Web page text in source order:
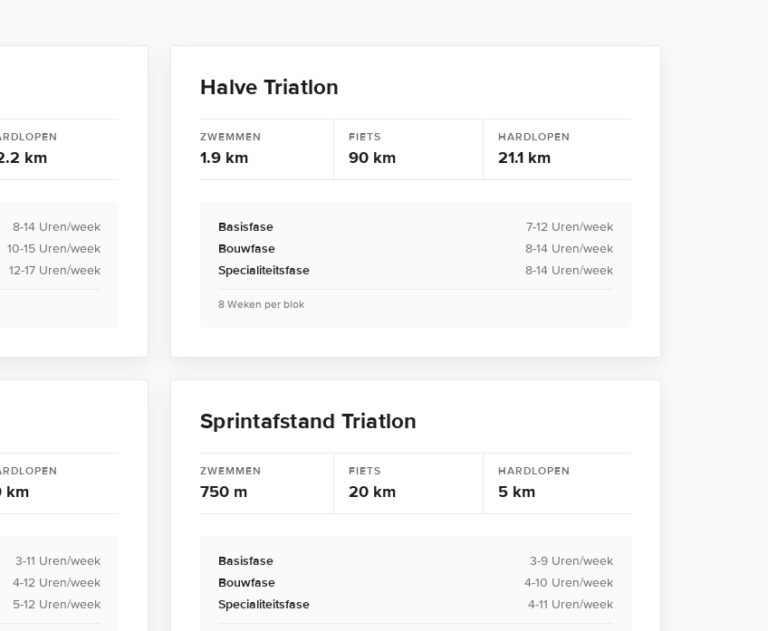
km
8-14 Uren/week
10-15 Uren/week
12-17 Uren/week
Halve Triatlon
ZWEMMEN
1.9 km
FIETS
90 km
HARDLOPEN
21.1 km
Basisfase
7-12 Uren/week
Bouwfase
8-14 Uren/week
Specialiteitsfase
8-14 Uren/week
8 Weken per blok
km
3-11 Uren/week
4-12 Uren/week
5-12 Uren/week
Sprintafstand Triatlon
ZWEMMEN
750 m
FIETS
20 km
HARDLOPEN
5 km
Basisfase
3-9 Uren/week
Bouwfase
4-10 Uren/week
Specialiteitsfase
4-11 Uren/week